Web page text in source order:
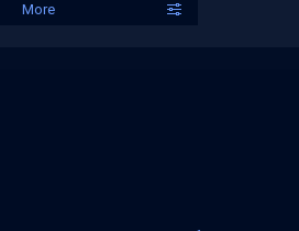
More